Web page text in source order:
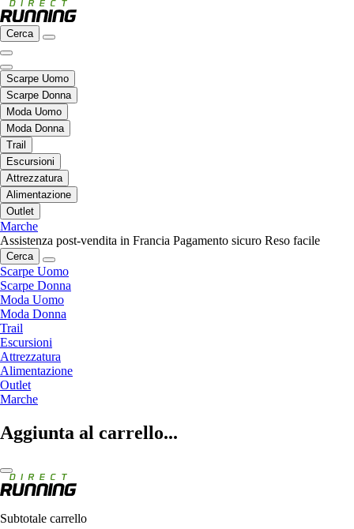
Cerca
Scarpe Uomo
Scarpe Donna
Moda Uomo
Moda Donna
Trail
Escursioni
Attrezzatura
Alimentazione
Outlet
Marche
Assistenza post-vendita in Francia Pagamento sicuro Reso facile
Cerca
Scarpe Uomo
Scarpe Donna
Moda Uomo
Moda Donna
Trail
Escursioni
Attrezzatura
Alimentazione
Outlet
Marche
Aggiunta al carrello...
Subtotale carrello